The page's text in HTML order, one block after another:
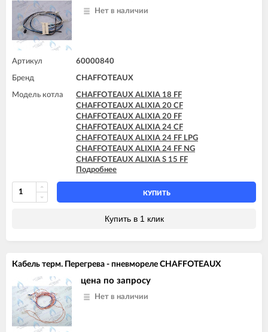
Нет в наличии
Артикул 60000840
Бренд CHAFFOTEAUX
Модель котла
CHAFFOTEAUX ALIXIA 18 FF
CHAFFOTEAUX ALIXIA 20 CF
CHAFFOTEAUX ALIXIA 20 FF
CHAFFOTEAUX ALIXIA 24 CF
CHAFFOTEAUX ALIXIA 24 FF LPG
CHAFFOTEAUX ALIXIA 24 FF NG
CHAFFOTEAUX ALIXIA S 15 FF
CHAFFOTEAUX ALIXIA S 18 FF
CHAFFOTEAUX ALIXIA S 20 CF
CHAFFOTEAUX ALIXIA S 20 FF
CHAFFOTEAUX ALIXIA S 24 CF
CHAFFOTEAUX ALIXIA S 24 FF
CHAFFOTEAUX ALIXIA SIMPLE 24 FF
CHAFFOTEAUX ALIXIA SIMPLE S 18 CF
CHAFFOTEAUX ALIXIA SIMPLE S 24 CF
Подробнее
КУПИТЬ
Купить в 1 клик
Кабeль терм. Перегрева - пневмореле CHAFFOTEAUX
цена по запросу
Нет в наличии